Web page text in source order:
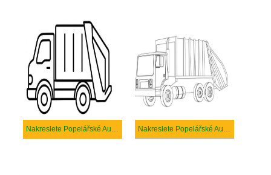
Nakreslete Popelářské Auto snadný Nakreslete Popelářské Auto tisknutelné pro děti